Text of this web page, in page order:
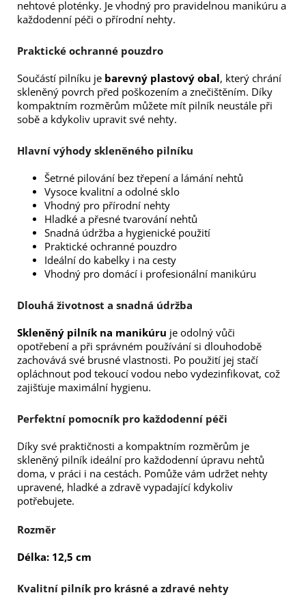
nehtové ploténky. Je vhodný pro pravidelnou manikúru a
každodenní péči o přírodní nehty.
Praktické ochranné pouzdro
Součástí pilníku je barevný plastový obal, který chrání
skleněný povrch před poškozením a znečištěním. Díky
kompaktním rozměrům můžete mít pilník neustále při
sobě a kdykoliv upravit své nehty.
Hlavní výhody skleněného pilníku
Šetrné pilování bez třepení a lámání nehtů
Vysoce kvalitní a odolné sklo
Vhodný pro přírodní nehty
Hladké a přesné tvarování nehtů
Snadná údržba a hygienické použití
Praktické ochranné pouzdro
Ideální do kabelky i na cesty
Vhodný pro domácí i profesionální manikúru
Dlouhá životnost a snadná údržba
Skleněný pilník na manikúru je odolný vůči
opotřebení a při správném používání si dlouhodobě
zachovává své brusné vlastnosti. Po použití jej stačí
opláchnout pod tekoucí vodou nebo vydezinfikovat, což
zajišťuje maximální hygienu.
Perfektní pomocník pro každodenní péči
Díky své praktičnosti a kompaktním rozměrům je
skleněný pilník ideální pro každodenní úpravu nehtů
doma, v práci i na cestách. Pomůže vám udržet nehty
upravené, hladké a zdravě vypadající kdykoliv
potřebujete.
Rozměr
Délka: 12,5 cm
Kvalitní pilník pro krásné a zdravé nehty